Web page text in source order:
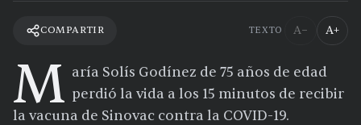
COMPARTIR TEXTO A− A+
M aría Solís Godínez de 75 años de edad
perdió la vida a los 15 minutos de recibir
la vacuna de Sinovac contra la COVID-19.